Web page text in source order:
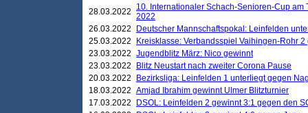
28.03.2022
10. Internationaler Schach-Senioren-Cup am
2022
26.03.2022
Deutscher Mannschaftspokal: Leinfelden
25.03.2022
Kreisklasse: Verbandsspiel Vaihingen-Rohr
23.03.2022 Jugendblitz März: Nico gewinnt
23.03.2022
Blitz Neustart nach zweiter Corona Pause
20.03.2022
Bezirksliga: Leinfelden 1 unterliegt gegen
18.03.2022 Amjad Ibrahim gewinnt Ulmer Blitzturnier
17.03.2022
DSOL: Leinfelden 2 gewinnt 3:1 gegen den